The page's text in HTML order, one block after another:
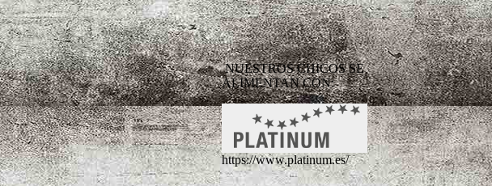
NUESTROS CHICOS SE
ALIMENTAN CON:
https://www.platinum.es/